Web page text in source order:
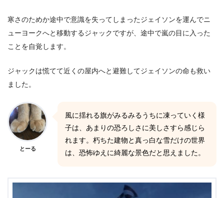
寒さのためか途中で意識を失ってしまったジェイソンを運んでニ
ューヨークへと移動するジャックですが、途中で嵐の目に入った
ことを自覚します。
ジャックは慌てて近くの屋内へと避難してジェイソンの命も救い
ました。
とーる
風に揺れる旗がみるみるうちに凍っていく様
子は、あまりの恐ろしさに美しさすら感じら
れます。朽ちた建物と真っ白な雪だけの世界
は、恐怖ゆえに綺麗な景色だと思えました。